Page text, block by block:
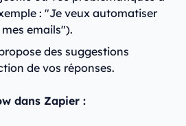
: "Je veux automatiser
emails").
des suggestions
de vos réponses.
dans Zapier :